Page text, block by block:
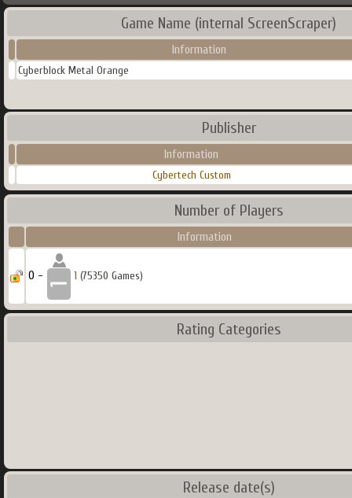
Game Name (internal ScreenScraper)
Information
Cyberblock Metal Orange
Publisher
Information
Cybertech Custom
Number of Players
Information
0 - 1 (75350 Games)
Rating Categories
Release date(s)